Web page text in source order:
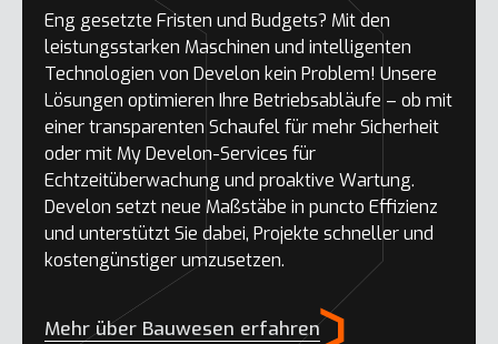
Eng gesetzte Fristen und Budgets? Mit den
leistungsstarken Maschinen und intelligenten
Technologien von Develon kein Problem! Unsere
Lösungen optimieren Ihre Betriebsabläufe – ob mit
einer transparenten Schaufel für mehr Sicherheit
oder mit My Develon-Services für
Echtzeitüberwachung und proaktive Wartung.
Develon setzt neue Maßstäbe in puncto Effizienz
und unterstützt Sie dabei, Projekte schneller und
kostengünstiger umzusetzen.
Mehr über Bauwesen erfahren